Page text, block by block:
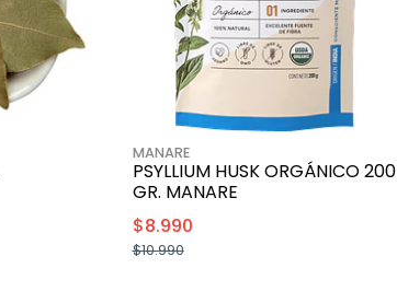
MANARE
PSYLLIUM HUSK ORGÁNICO 200
GR. MANARE
$8.990
$10.990